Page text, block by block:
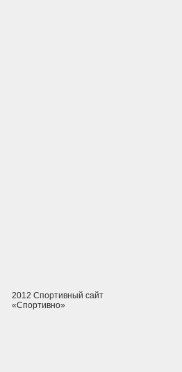
2012 Спортивный сайт
«Спортивно»